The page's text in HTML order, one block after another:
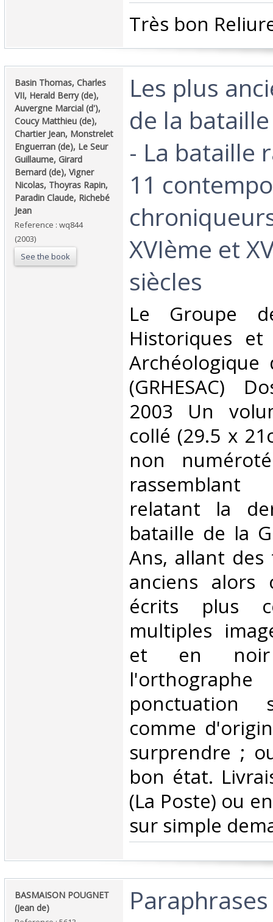
‎Très bon
‎Basin Thomas, Charles
VII, Herald Berry (de),
Auvergne Marcial (d'),
Coucy Matthieu (de),
Chartier Jean, Monstrelet
Enguerran (de), Le Seur
Guillaume, Girard
Bernard (de), Vigner
Nicolas, Thoyras Rapin,
Paradin Claude, Richebé
Jean‎
Reference : wq844
(2003)
See the book
‎Les plus
de la
- La bataille
11
XVIème et
siècles‎
‎Le Groupe
Historiques et
Archéologique
(GRHESAC)
2003 Un
collé (29.5 x
non
relatant la
bataille de la
Ans, allant
anciens alors
écrits plus
multiples
et en
ponctuation
comme
surprendre ;
bon état.
(La Poste) ou
sur simple
‎BASMAISON POUGNET
(Jean de)‎